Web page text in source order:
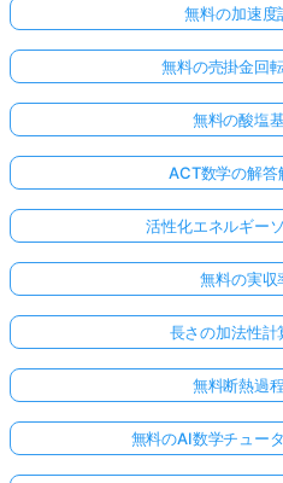
無料の加速度
無料の売掛金回
無料の酸塩
ACT数学の解答
活性化エネルギー
無料の実収
長さの加法性計
無料断熱過
無料のAI数学チュー